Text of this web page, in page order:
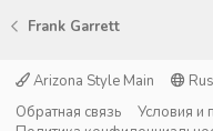
Frank Garrett
Arizona Style Main
Обратная связь
Условия и